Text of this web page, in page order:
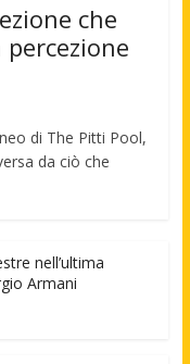
che
di The Pitti Pool,
da ciò che
nell’ultima
Armani